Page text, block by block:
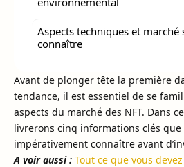
Aspects techniques et marché
connaître
Avant de plonger tête la première
tendance, il est essentiel de se
aspects du marché des NFT. Dans
livrerons cinq informations clés que
impérativement connaître avant
A voir aussi : Tout ce que vous